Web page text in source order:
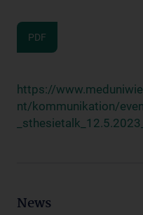
PDF
https://
nt/kommunikation/
News